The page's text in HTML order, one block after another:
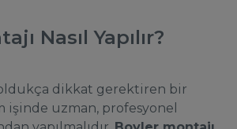
Nasıl Yapılır?
dikkat gerektiren bir
işinde uzman, profesyonel